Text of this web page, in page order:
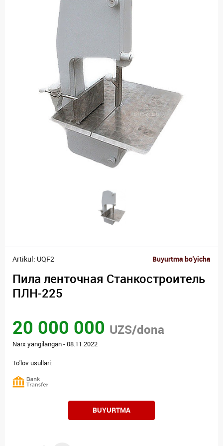
Artikul: UQF2 Buyurtma bo'yicha
Пила ленточная Станкостроитель
ПЛН-225
20 000 000 UZS/dona
Narx yangilangan - 08.11.2022
To'lov usullari:
BUYURTMA